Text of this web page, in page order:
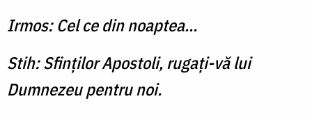
Irmos: Cel ce din noaptea...
Stih: Sfinţilor Apostoli, rugaţi-vă lui
Dumnezeu pentru noi.